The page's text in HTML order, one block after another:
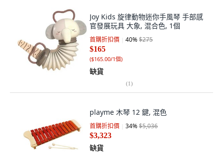
Joy Kids 旋律動物迷你手風琴 手部感
官發展玩具 大象, 混合色, 1個
首購折扣價 40%$275
$165
($165.00/1個)
缺貨
(1)
playme 木琴 12 鍵, 混色
首購折扣價 34%$5,036
$3,323
缺貨